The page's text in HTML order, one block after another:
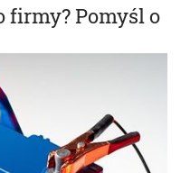
firmy? Pomyśl o